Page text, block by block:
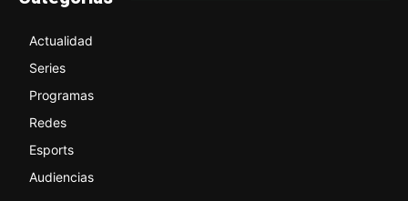
Actualidad
Series
Programas
Redes
Esports
Audiencias